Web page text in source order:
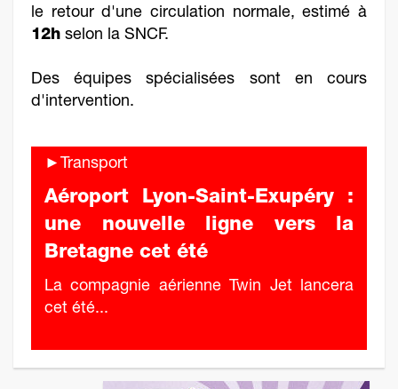
le retour d'une circulation normale, estimé à
12h selon la SNCF.
Des équipes spécialisées sont en cours
d'intervention.
►Transport
Aéroport Lyon-Saint-Exupéry :
une nouvelle ligne vers la
Bretagne cet été
La compagnie aérienne Twin Jet lancera
cet été...